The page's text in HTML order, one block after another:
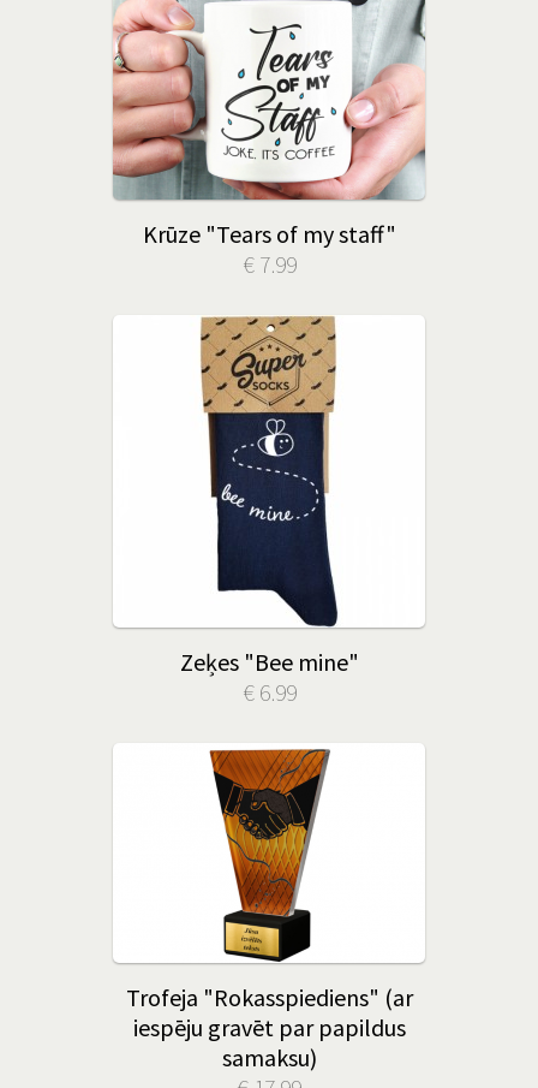
Krūze "Tears of my staff"
€ 7.99
Zeķes "Bee mine"
€ 6.99
Trofeja "Rokasspiediens" (ar
iespēju gravēt par papildus
samaksu)